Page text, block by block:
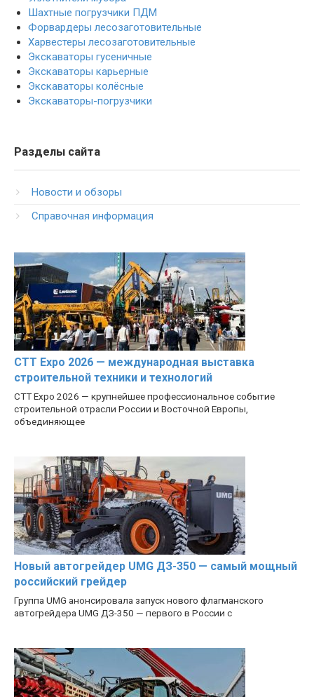
Шахтные погрузчики ПДМ
Форвардеры лесозаготовительные
Харвестеры лесозаготовительные
Экскаваторы гусеничные
Экскаваторы карьерные
Экскаваторы колёсные
Экскаваторы-погрузчики
Разделы сайта
Новости и обзоры
Справочная информация
CTT Expo 2026 — международная выставка
строительной техники и технологий
CTT Expo 2026 — крупнейшее профессиональное событие
строительной отрасли России и Восточной Европы,
объединяющее
Новый автогрейдер UMG ДЗ-350 — самый мощный
российский грейдер
Группа UMG анонсировала запуск нового флагманского
автогрейдера UMG ДЗ-350 — первого в России с